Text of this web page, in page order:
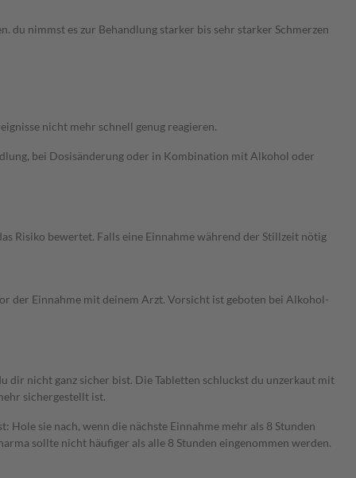
nimmst es zur Behandlung starker bis sehr starker Schmerzen
nicht mehr schnell genug reagieren.
bei Dosisänderung oder in Kombination mit Alkohol oder
Risiko bewertet. Falls eine Einnahme während der Stillzeit nötig
der Einnahme mit deinem Arzt. Vorsicht ist geboten bei Alkohol-
dir nicht ganz sicher bist. Die Tabletten schluckst du unzerkaut mit
sichergestellt ist.
Hole sie nach, wenn die nächste Einnahme mehr als 8 Stunden
sollte nicht häufiger als alle 8 Stunden eingenommen werden.